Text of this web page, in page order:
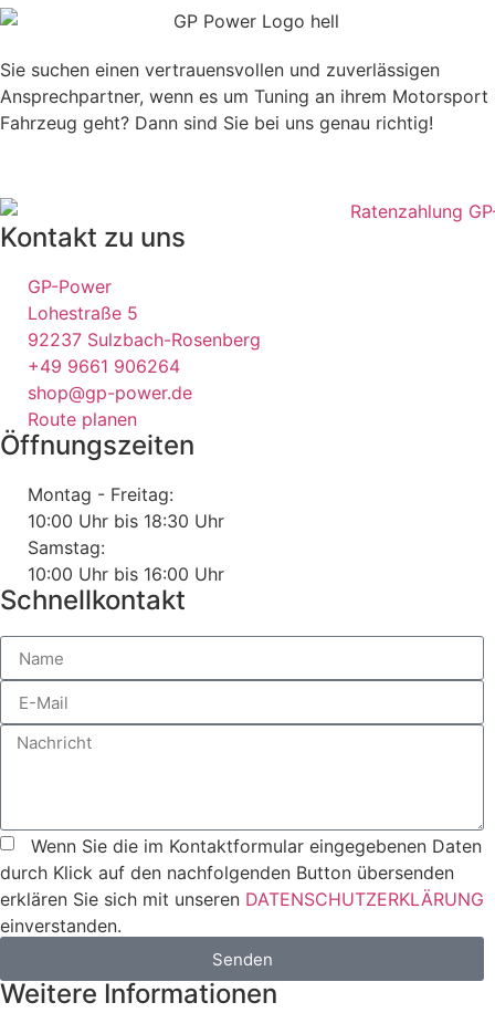
Sie suchen einen vertrauensvollen und zuverlässigen
Ansprechpartner, wenn es um Tuning an ihrem Motorsport
Fahrzeug geht? Dann sind Sie bei uns genau richtig!
Kontakt zu uns
GP-Power
Lohestraße 5
92237 Sulzbach-Rosenberg
+49 9661 906264
shop@gp-power.de
Route planen
Öffnungszeiten
Montag - Freitag:
10:00 Uhr bis 18:30 Uhr
Samstag:
10:00 Uhr bis 16:00 Uhr
Schnellkontakt
Wenn Sie die im Kontaktformular eingegebenen Daten
durch Klick auf den nachfolgenden Button übersenden
erklären Sie sich mit unseren DATENSCHUTZERKLÄRUNG
einverstanden.
Senden
Weitere Informationen